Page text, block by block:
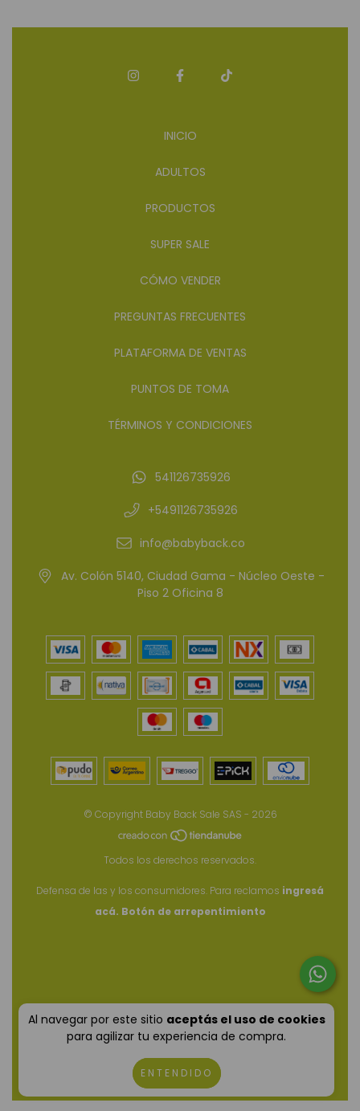
Al navegar por este sitio aceptás el uso de cookies
para agilizar tu experiencia de compra.
ENTENDIDO
INICIO
ADULTOS
PRODUCTOS
SUPER SALE
CÓMO VENDER
PREGUNTAS FRECUENTES
PLATAFORMA DE VENTAS
PUNTOS DE TOMA
TÉRMINOS Y CONDICIONES
541126735926
+5491126735926
info@babyback.co
Av. Colón 5140, Ciudad Gama - Núcleo Oeste -
Piso 2 Oficina 8
© Copyright Baby Back Sale SAS - 2026
Todos los derechos reservados.
Defensa de las y los consumidores. Para reclamos ingresá
acá. Botón de arrepentimiento